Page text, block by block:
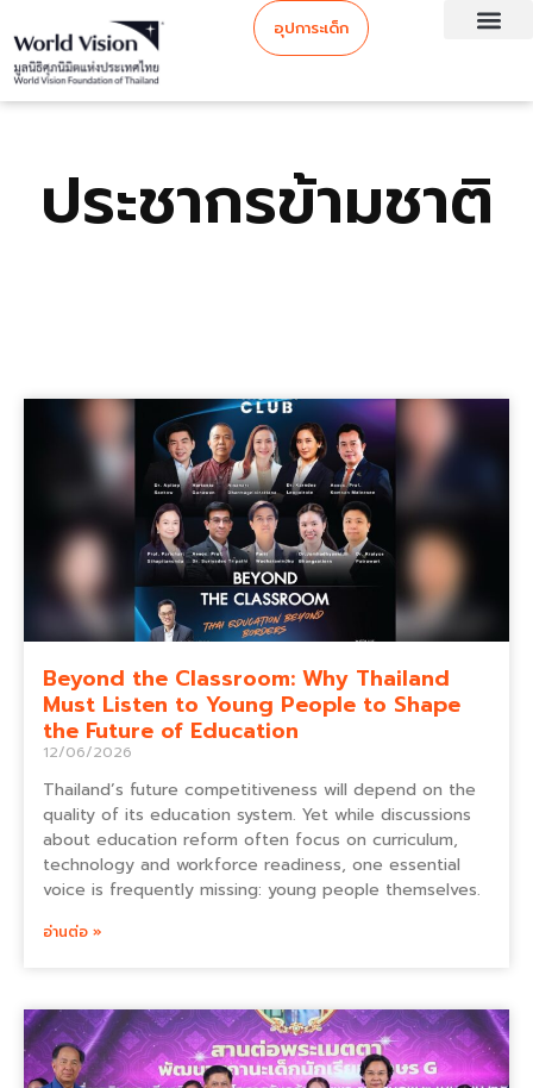
อุปการะเด็ก
ประชากรข้ามชาติ
Beyond the Classroom: Why Thailand
Must Listen to Young People to Shape
the Future of Education
12/06/2026
Thailand’s future competitiveness will depend on the
quality of its education system. Yet while discussions
about education reform often focus on curriculum,
technology and workforce readiness, one essential
voice is frequently missing: young people themselves.
อ่านต่อ »